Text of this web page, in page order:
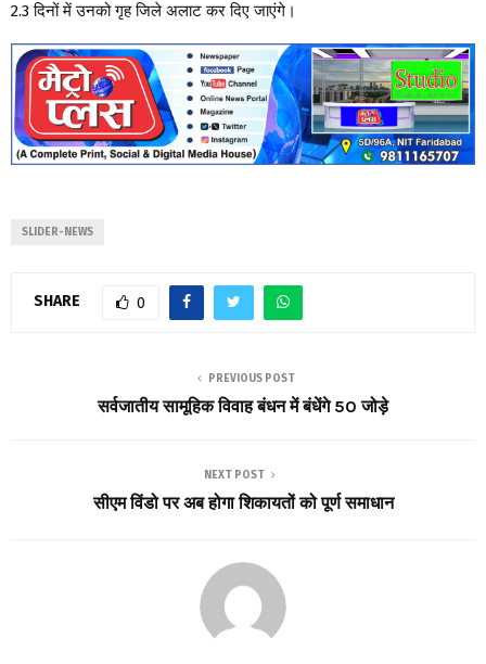
2.3 दिनों में उनको गृह जिले अलाट कर दिए जाएंगे।
SLIDER-NEWS
SHARE 0
PREVIOUS POST
सर्वजातीय सामूहिक विवाह बंधन में बंधेंगे 50 जोड़े
NEXT POST
सीएम विंडो पर अब होगा शिकायतों को पूर्ण समाधान